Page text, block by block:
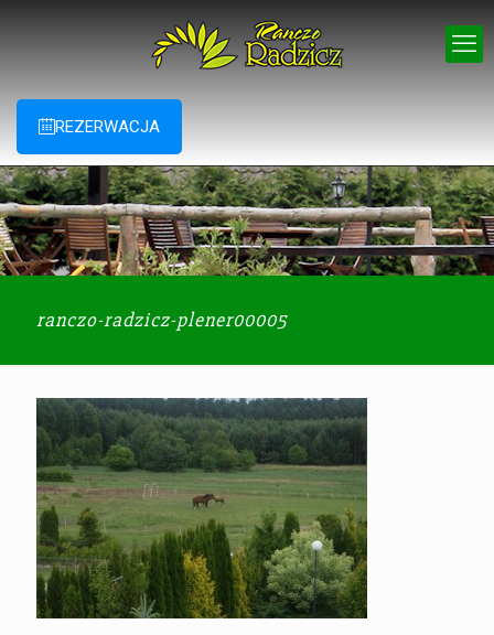
REZERWACJA
ranczo-radzicz-plener00005